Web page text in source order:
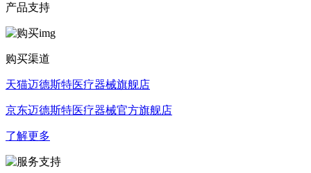
产品支持
购买渠道
天猫迈德斯特医疗器械旗舰店
京东迈德斯特医疗器械官方旗舰店
了解更多